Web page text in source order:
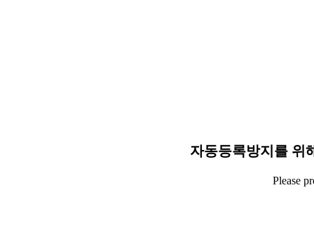
자동등록방지를 위
Please